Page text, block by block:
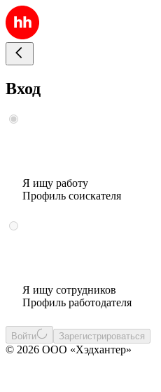
Вход
Я ищу работу
Профиль соискателя
Я ищу сотрудников
Профиль работодателя
Войти Зарегистрироваться
© 2026 ООО «Хэдхантер»